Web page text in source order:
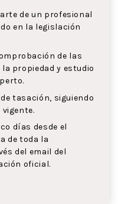
de un profesional
en la legislación
de las
propiedad y estudio
tasación, siguiendo
días desde el
de toda la
del email del
oficial.